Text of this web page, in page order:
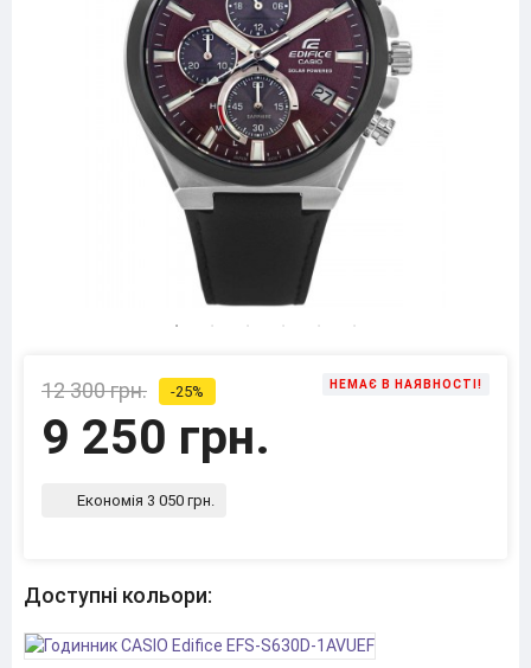
12 300 грн. -25%
9 250 грн.
НЕМАЄ В НАЯВНОСТІ!
Економія 3 050 грн.
Доступні кольори: